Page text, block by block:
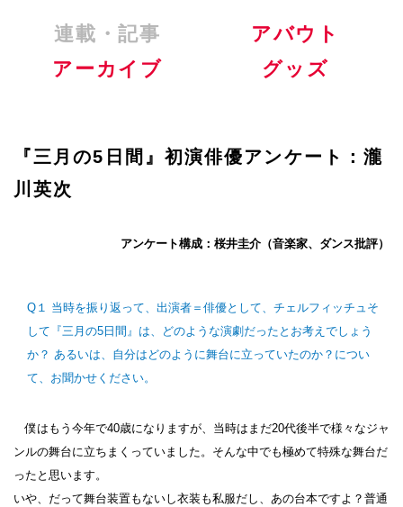
連載・記事
アバウト
アーカイブ
グッズ
『三月の5日間』初演俳優アンケート：瀧
川英次
アンケート構成：桜井圭介（音楽家、ダンス批評）
Q１ 当時を振り返って、出演者＝俳優として、チェルフィッチュそ
して『三月の5日間』は、どのような演劇だったとお考えでしょう
か？ あるいは、自分はどのように舞台に立っていたのか？につい
て、お聞かせください。
僕はもう今年で40歳になりますが、当時はまだ20代後半で様々なジャ
ンルの舞台に立ちまくっていました。そんな中でも極めて特殊な舞台だ
ったと思います。
いや、だって舞台装置もないし衣装も私服だし、あの台本ですよ？普通